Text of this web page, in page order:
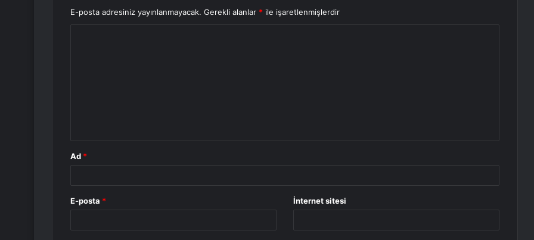
E-posta adresiniz yayınlanmayacak. Gerekli alanlar * ile işaretlenmişlerdir
Ad *
E-posta * İnternet sitesi